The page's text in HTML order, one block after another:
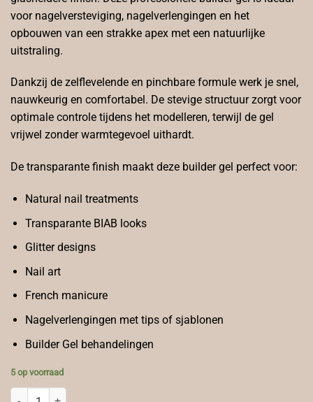
voor nagelversteviging, nagelverlengingen en het
opbouwen van een strakke apex met een natuurlijke
uitstraling.
Dankzij de zelflevelende en pinchbare formule werk je snel,
nauwkeurig en comfortabel. De stevige structuur zorgt voor
optimale controle tijdens het modelleren, terwijl de gel
vrijwel zonder warmtegevoel uithardt.
De transparante finish maakt deze builder gel perfect voor:
Natural nail treatments
Transparante BIAB looks
Glitter designs
Nail art
French manicure
Nagelverlengingen met tips of sjablonen
Builder Gel behandelingen
5 op voorraad
YF B-Gel Clear aantal